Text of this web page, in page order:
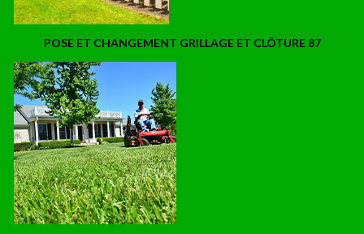
POSE ET CHANGEMENT GRILLAGE ET CLÔTURE 87